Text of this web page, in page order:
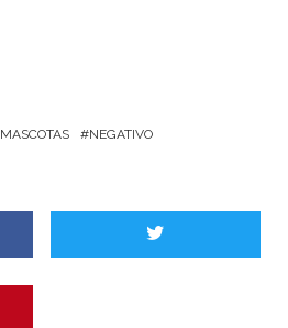
MASCOTAS NEGATIVO